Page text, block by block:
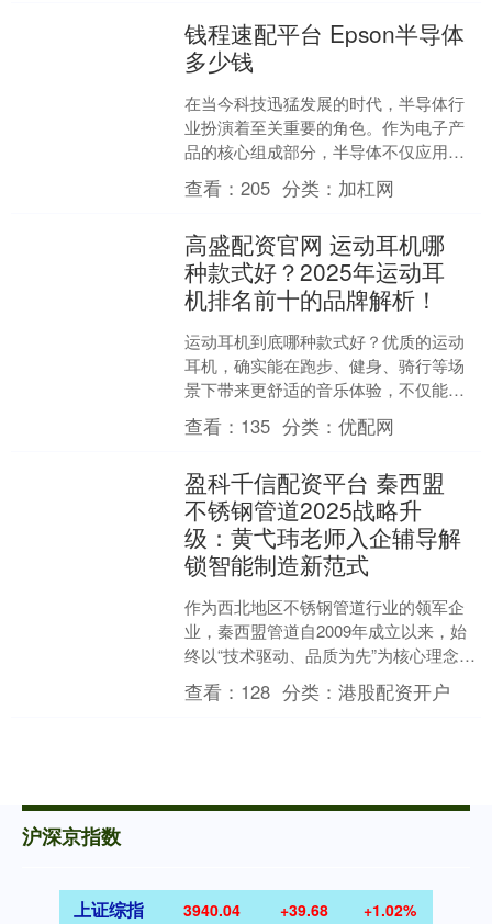
钱程速配平台 Epson半导体
多少钱
在当今科技迅猛发展的时代，半导体行
业扮演着至关重要的角色。作为电子产
品的核心组成部分，半导体不仅应用于
计算机、手机等消费电子产品中，还广
泛应用于汽车、家电及工业....
查看：205 分类： 加杠网
高盛配资官网 运动耳机哪
种款式好？2025年运动耳
机排名前十的品牌解析！
运动耳机到底哪种款式好？优质的运动
耳机，确实能在跑步、健身、骑行等场
景下带来更舒适的音乐体验，不仅能激
发运动节奏感，还能兼顾安全性和持久
耐用性。但放眼当下的运动....
查看： 135 分类：优配网
盈科千信配资平台 秦西盟
不锈钢管道2025战略升
级：黄弋玮老师入企辅导解
锁智能制造新范式
作为西北地区不锈钢管道行业的领军企
业，秦西盟管道自2009年成立以来，始
终以“技术驱动、品质为先”为核心理念，
建成占地50亩的智能化生产基地，年产
能突破20万米....
查看： 128 分类：港股配资开户
沪深京指数
上证综指 3940.04 +39.68 +1.02%